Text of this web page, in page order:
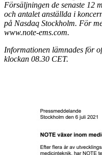
Försäljningen de senaste 12
och antalet anställda i
på Nasdaq Stockholm. För
www.note-ems.com.
Informationen lämnades för
klockan 08.30 CET.